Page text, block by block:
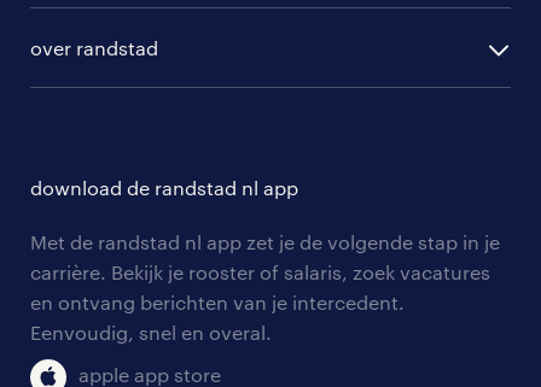
randstad digital
hr-diensten
branches
tarieven
personeel gezocht
aanmelden nieuwsbrief
blogs en artikelen
salarischecker
bruto-netto calculator
over randstad
onze vestigingen
pers
klachten en misstanden
download de randstad nl app
Met de randstad nl app zet je de volgende stap in je
carrière. Bekijk je rooster of salaris, zoek vacatures
en ontvang berichten van je intercedent.
Eenvoudig, snel en overal.
apple app store